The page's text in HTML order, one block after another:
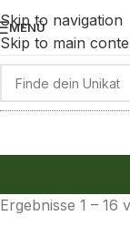
Skip to navigation
Skip to main
MENÜ
Ergebnisse 1 – 16